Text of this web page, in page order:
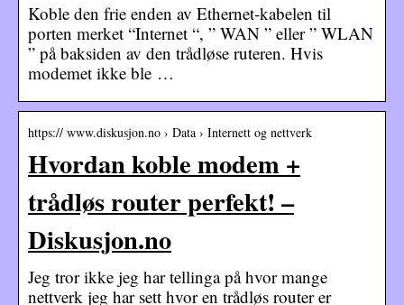
Koble den frie enden av Ethernet-kabelen til
porten merket “Internet “, ” WAN ” eller ” WLAN
” på baksiden av den trådløse ruteren. Hvis
modemet ikke ble …
https:// www.diskusjon.no › Data › Internett og nettverk
Hvordan koble modem +
trådløs router perfekt! –
Diskusjon.no
Jeg tror ikke jeg har tellinga på hvor mange
nettverk jeg har sett hvor en trådløs router er